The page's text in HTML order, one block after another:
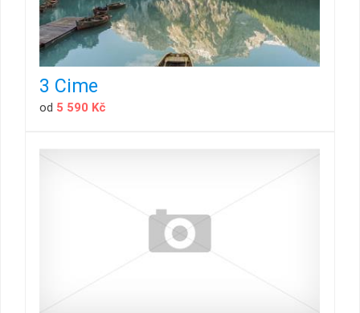
3 Cime
od 5 590 Kč